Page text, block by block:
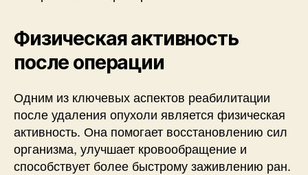
Физическая активность
после операции
Одним из ключевых аспектов реабилитации
после удаления опухоли является физическая
активность. Она помогает восстановлению сил
организма, улучшает кровообращение и
способствует более быстрому заживлению ран.